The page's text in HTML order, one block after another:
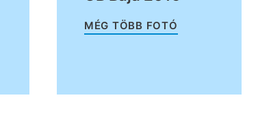
MÉG TÖBB FOTÓ